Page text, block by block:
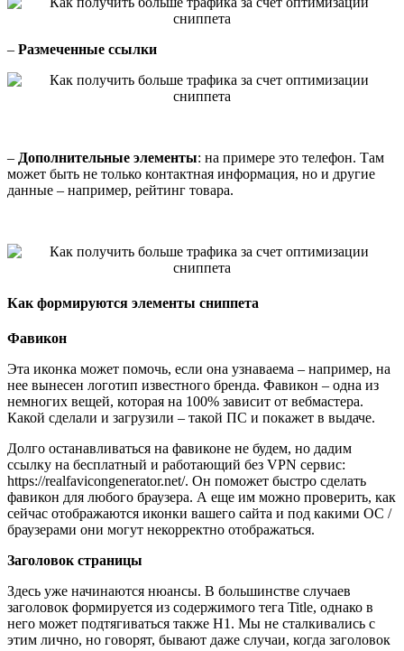
– Размеченные ссылки
– Дополнительные элементы: на примере это телефон. Там
может быть не только контактная информация, но и другие
данные – например, рейтинг товара.
Как формируются элементы сниппета
Фавикон
Эта иконка может помочь, если она узнаваема – например, на
нее вынесен логотип известного бренда. Фавикон – одна из
немногих вещей, которая на 100% зависит от вебмастера.
Какой сделали и загрузили – такой ПС и покажет в выдаче.
Долго останавливаться на фавиконе не будем, но дадим
ссылку на бесплатный и работающий без VPN сервис:
https://realfavicongenerator.net/. Он поможет быстро сделать
фавикон для любого браузера. А еще им можно проверить, как
сейчас отображаются иконки вашего сайта и под какими ОС /
браузерами они могут некорректно отображаться.
Заголовок страницы
Здесь уже начинаются нюансы. В большинстве случаев
заголовок формируется из содержимого тега Title, однако в
него может подтягиваться также H1. Мы не сталкивались с
этим лично, но говорят, бывают даже случаи, когда заголовок